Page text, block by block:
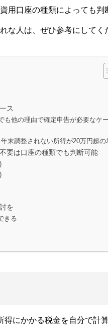
用口座の種類によっても判
な人は、ぜひ参考にしてく
ス
も他の理由で確定申告が必要なケ
末調整されない所得が20万円超の
要は口座の種類でも判断可能
を
きる
にかかる税金を自分で計